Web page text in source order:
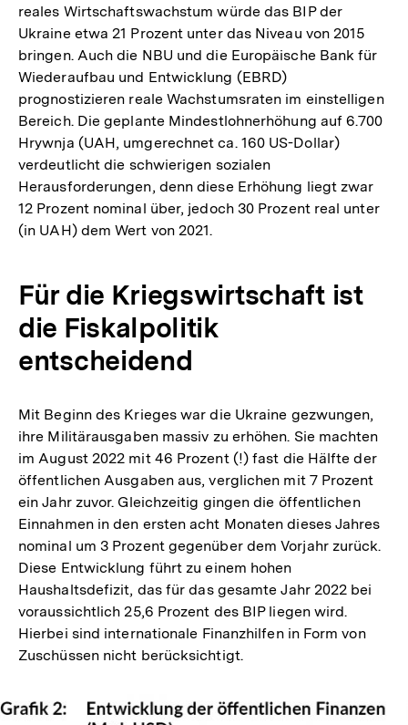
reales Wirtschaftswachstum würde das BIP der
Ukraine etwa 21 Prozent unter das Niveau von 2015
bringen. Auch die NBU und die Europäische Bank für
Wiederaufbau und Entwicklung (EBRD)
prognostizieren reale Wachstumsraten im einstelligen
Bereich. Die geplante Mindestlohnerhöhung auf 6.700
Hrywnja (UAH, umgerechnet ca. 160 US-Dollar)
verdeutlicht die schwierigen sozialen
Herausforderungen, denn diese Erhöhung liegt zwar
12 Prozent nominal über, jedoch 30 Prozent real unter
(in UAH) dem Wert von 2021.
Für die Kriegswirtschaft ist
die Fiskalpolitik
entscheidend
Mit Beginn des Krieges war die Ukraine gezwungen,
ihre Militärausgaben massiv zu erhöhen. Sie machten
im August 2022 mit 46 Prozent (!) fast die Hälfte der
öffentlichen Ausgaben aus, verglichen mit 7 Prozent
ein Jahr zuvor. Gleichzeitig gingen die öffentlichen
Einnahmen in den ersten acht Monaten dieses Jahres
nominal um 3 Prozent gegenüber dem Vorjahr zurück.
Diese Entwicklung führt zu einem hohen
Haushaltsdefizit, das für das gesamte Jahr 2022 bei
voraussichtlich 25,6 Prozent des BIP liegen wird.
Hierbei sind internationale Finanzhilfen in Form von
Zuschüssen nicht berücksichtigt.